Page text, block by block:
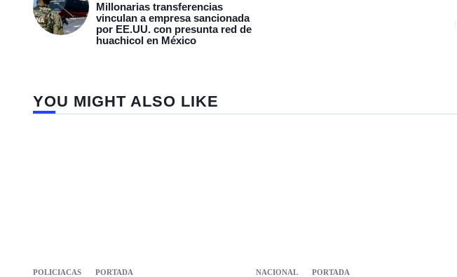
Millonarias transferencias
vinculan a empresa sancionada
por EE.UU. con presunta red de
huachicol en México
YOU MIGHT ALSO LIKE
POLICIACAS PORTADA NACIONAL PORTADA